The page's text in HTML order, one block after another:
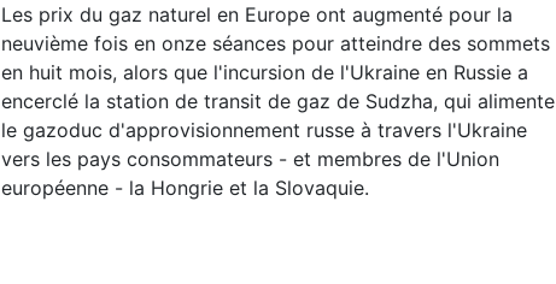
Les prix du gaz naturel en Europe ont augmenté pour la
neuvième fois en onze séances pour atteindre des sommets
en huit mois, alors que l'incursion de l'Ukraine en Russie a
encerclé la station de transit de gaz de Sudzha, qui alimente
le gazoduc d'approvisionnement russe à travers l'Ukraine
vers les pays consommateurs - et membres de l'Union
européenne - la Hongrie et la Slovaquie.